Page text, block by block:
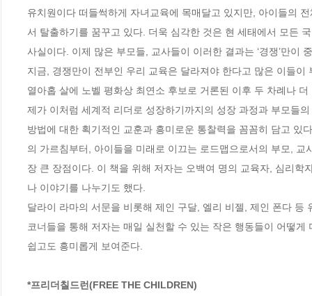
유치원이다 떠들썩하게 자녀교육에 목매달고 있지만, 아이들의
서 탈출하기를 꿈꾸고 있다. 더욱 심각한 것은 현 세태에서 모든
사실이다. 이제 많은 부모들, 교사들이 이러한 결과는 ‘경쟁’만
지금, 경쟁만이 전부인 우리 교육은 달라져야 한다고 많은 이들이
열아홉 살에 노벨 평화상 최연소 후보로 거론된 이후 두 차례나
제가 이처럼 세계적 리더로 성장하기까지의 성장 과정과 부모들
방법에 대한 획기적인 교훈과 흥미로운 통찰력을 꼼꼼히 담고 있
의 가르침부터, 아이들을 미래로 이끄는 로드맵으로서의 부모,
장 큰 장점이다. 이 책을 위해 저자는 오백여 명의 교육자, 심리
나 이야기를 나누기도 했다.
달라이 라마의 서문을 비롯해 제인 구달, 엘리 비젤, 제인 폰다
코너들을 통해 저자는 매일 실천할 수 있는 작은 행동들이 어떻
쉽고도 흥미롭게 보여준다.
*프리더칠드런(FREE THE CHILDREN)